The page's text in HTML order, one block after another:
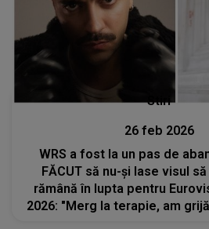
Stiri
26 feb 2026
WRS a fost la un pas de
FĂCUT să nu-și lase visul
rămână în lupta pentru
2026: "Merg la terapie, am